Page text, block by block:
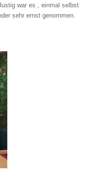
war es , einmal selbst
sehr ernst genommen.